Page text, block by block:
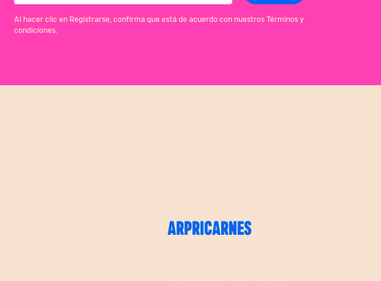
Al hacer clic en Registrarse, confirma que está de acuerdo con nuestros Términos y
condiciones.
ARPRICARNES